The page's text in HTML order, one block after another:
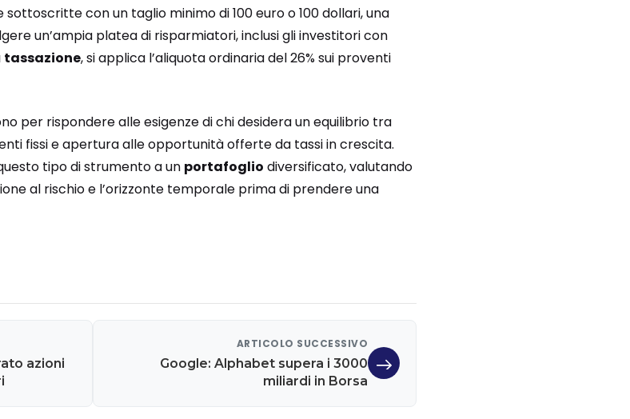
con un taglio minimo di 100 euro o 100 dollari, una
un’ampia platea di risparmiatori, inclusi gli investitori con
tassazione, si applica l’aliquota ordinaria del 26% sui proventi
per rispondere alle esigenze di chi desidera un equilibrio tra
fissi e apertura alle opportunità offerte da tassi in crescita.
tipo di strumento a un portafoglio diversificato, valutando
al rischio e l’orizzonte temporale prima di prendere una
azioni
ARTICOLO SUCCESSIVO
Google: Alphabet supera i 3000
miliardi in Borsa